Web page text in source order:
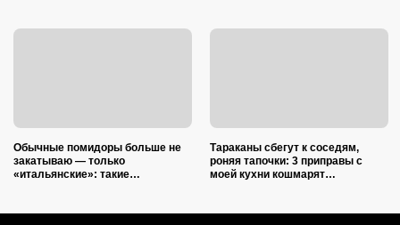
Обычные помидоры больше не
закатываю — только
«итальянские»: такие
Тараканы сбегут к соседям,
роняя тапочки: 3 приправы с
моей кухни кошмарят